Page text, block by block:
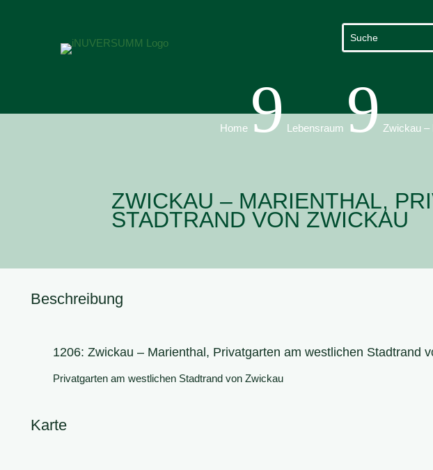
Home 9 Lebensraum 9 Zwickau –
ZWICKAU – MARIENTHAL,
STADTRAND VON ZWICKAU
Beschreibung
1206: Zwickau – Marienthal, Privatgarten am westlichen Stadtrand
Privatgarten am westlichen Stadtrand von Zwickau
Karte